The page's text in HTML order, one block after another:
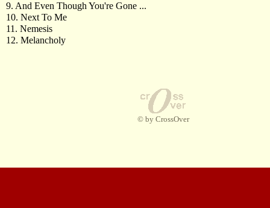
9. And Even Though You're Gone ...
10. Next To Me
11. Nemesis
12. Melancholy
© by CrossOver